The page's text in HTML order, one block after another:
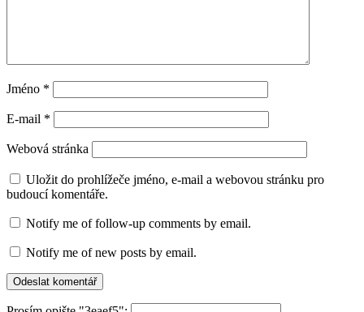
Jméno *
E-mail *
Webová stránka
Uložit do prohlížeče jméno, e-mail a webovou stránku pro
budoucí komentáře.
Notify me of follow-up comments by email.
Notify me of new posts by email.